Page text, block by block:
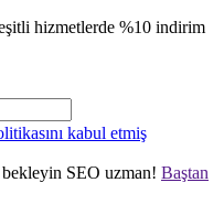
hizmetlerde %10 indirim
kabul etmiş
SEO uzman! Baştan